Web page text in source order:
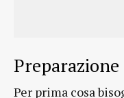
Preparazione
Per prima cosa